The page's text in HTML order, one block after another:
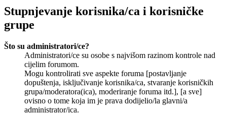
Stupnjevanje korisnika/ca i korisničke
grupe
Što su administratori/ce?
Administratori/ce su osobe s najvišom razinom kontrole nad
cijelim forumom.
Mogu kontrolirati sve aspekte foruma [postavljanje
dopuštenja, isključivanje korisnika/ca, stvaranje korisničkih
grupa/moderatora(ica), moderiranje foruma itd.], [a sve]
ovisno o tome koja im je prava dodijelio/la glavni/a
administrator/ica.